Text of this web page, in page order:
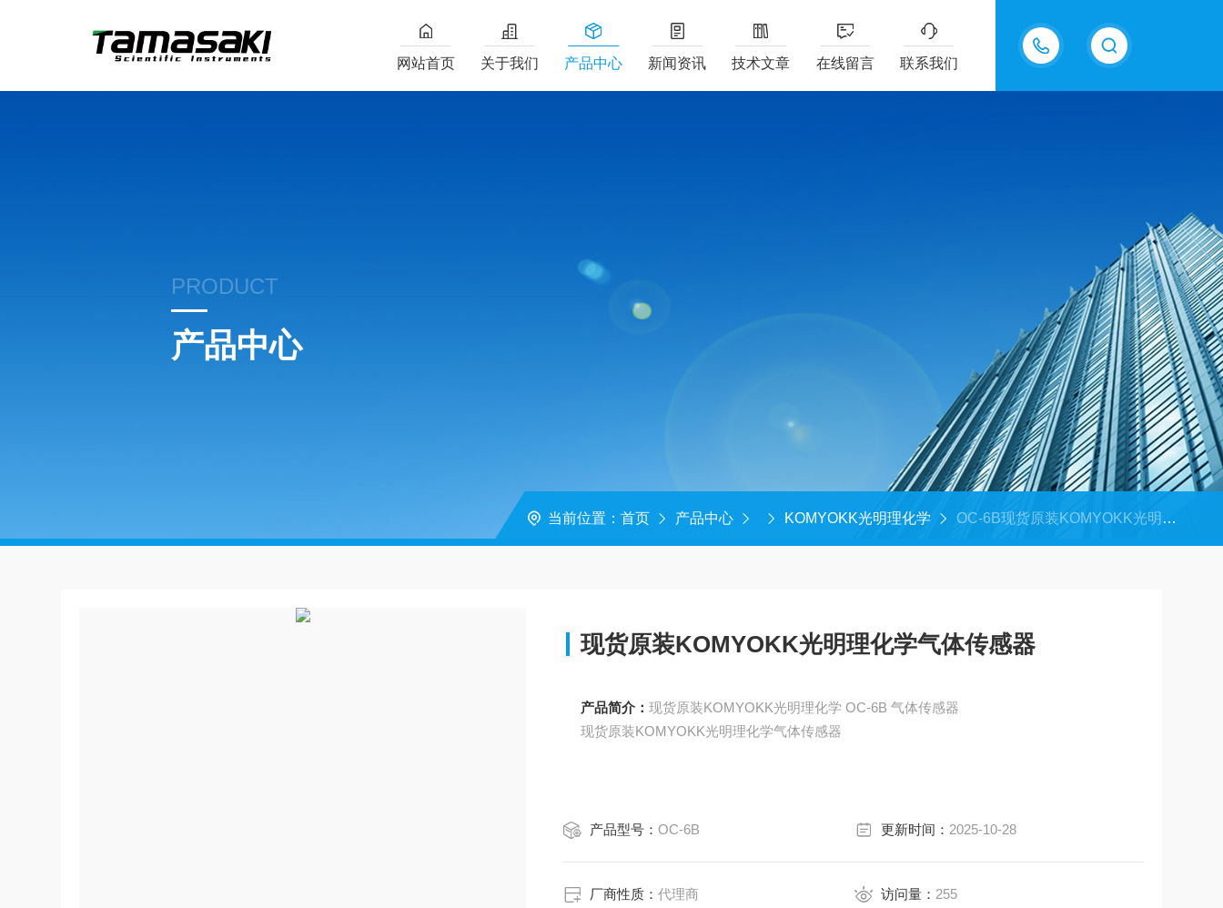
15815550998
网站首页 关于我们 产品中心 新闻资讯 技术文章 在线留言 联系我们
PRODUCT
产品中心
当前位置： 首页 产品中心 KOMYOKK光明理化学 OC-6B现货原装KOMYOKK光明理化学气体传感器
现货原装KOMYOKK光明理化学气体传感器
产品简介：
现货原装KOMYOKK光明理化学 OC-6B 气体传感器
现货原装KOMYOKK光明理化学气体传感器
产品型号：OC-6B 更新时间： 2025-10-28
厂商性质：代理商 访问量： 255